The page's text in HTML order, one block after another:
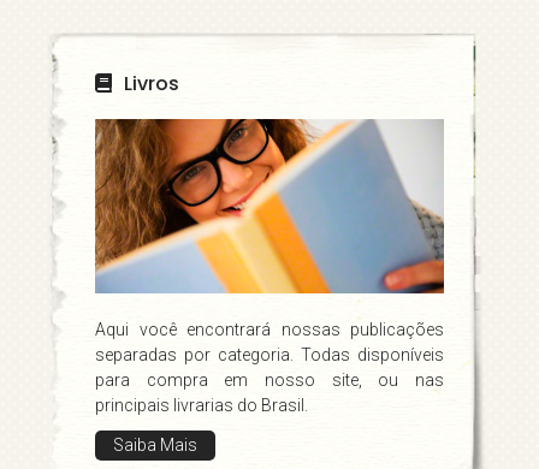
Livros
Aqui você encontrará nossas publicações
separadas por categoria. Todas disponíveis
para compra em nosso site, ou nas
principais livrarias do Brasil.
Saiba Mais